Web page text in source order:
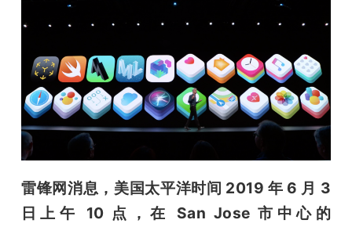
公
开
课
雷锋网消息，美国太平洋时间 2019 年 6 月 3
日上午 10 点，在 San Jose 市中心的